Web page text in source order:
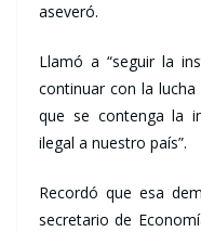
aseveró.
Llamó a “seguir la
continuar con la
que se contenga la
ilegal a nuestro país”.
Recordó que esa
secretario de